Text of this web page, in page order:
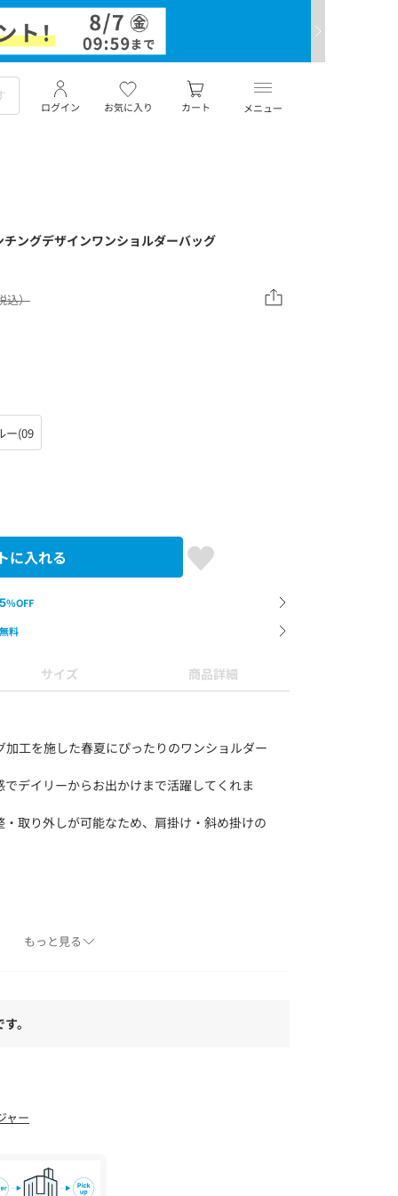
メニュー
お気に入り
ログイン カート
ングデザインワンショルダーバッグ
込）
ー(09
に入れる
5%OFF
料
サイズ 商品詳細
工を施した春夏にぴったりのワンショルダー
デイリーからお出かけまで活躍してくれま
取り外しが可能なため、肩掛け・斜め掛けの
もっと見る
。
ャー